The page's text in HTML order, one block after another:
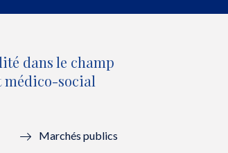
dans le champ
médico-social
Marchés publics